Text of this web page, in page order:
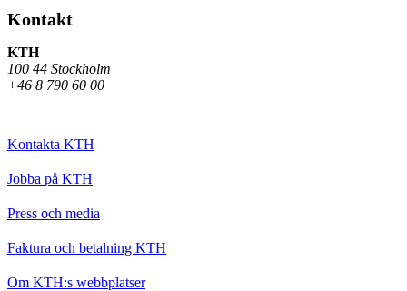
Kontakt
KTH
100 44 Stockholm
+46 8 790 60 00
Kontakta KTH
Jobba på KTH
Press och media
Faktura och betalning KTH
Om KTH:s webbplatser